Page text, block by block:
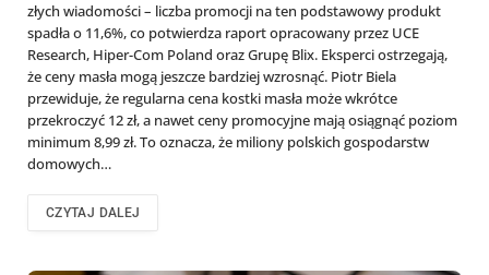
złych wiadomości – liczba promocji na ten podstawowy produkt
spadła o 11,6%, co potwierdza raport opracowany przez UCE
Research, Hiper-Com Poland oraz Grupę Blix. Eksperci ostrzegają,
że ceny masła mogą jeszcze bardziej wzrosnąć. Piotr Biela
przewiduje, że regularna cena kostki masła może wkrótce
przekroczyć 12 zł, a nawet ceny promocyjne mają osiągnąć poziom
minimum 8,99 zł. To oznacza, że miliony polskich gospodarstw
domowych…
CZYTAJ DALEJ